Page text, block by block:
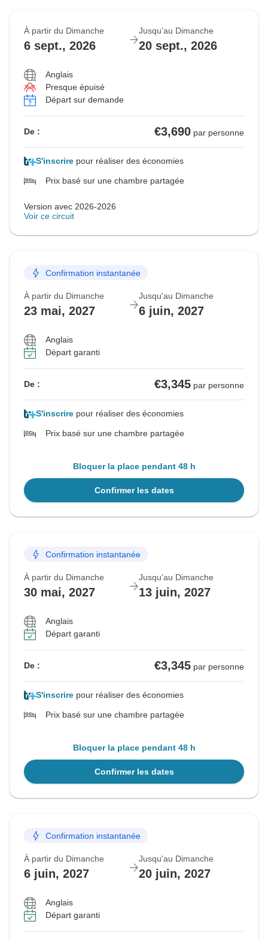
À partir du Dimanche
6 sept., 2026
Jusqu'au Dimanche
20 sept., 2026
Anglais
Presque épuisé
Départ sur demande
De : €3,690 par personne
S'inscrire pour réaliser des économies
Prix basé sur une chambre partagée
Version avec 2026-2026
Voir ce circuit
Confirmation instantanée
À partir du Dimanche
23 mai, 2027
Jusqu'au Dimanche
6 juin, 2027
Anglais
Départ garanti
De : €3,345 par personne
S'inscrire pour réaliser des économies
Prix basé sur une chambre partagée
Bloquer la place pendant 48 h
Confirmer les dates
Confirmation instantanée
À partir du Dimanche
30 mai, 2027
Jusqu'au Dimanche
13 juin, 2027
Anglais
Départ garanti
De : €3,345 par personne
S'inscrire pour réaliser des économies
Prix basé sur une chambre partagée
Bloquer la place pendant 48 h
Confirmer les dates
Confirmation instantanée
À partir du Dimanche
6 juin, 2027
Jusqu'au Dimanche
20 juin, 2027
Anglais
Départ garanti